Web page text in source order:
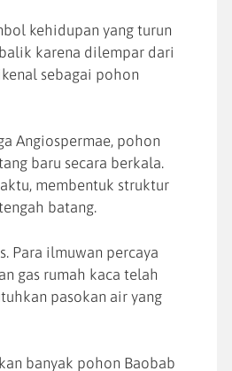
kehidupan yang turun
karena dilempar dari
sebagai pohon
Angiospermae, pohon
baru secara berkala.
membentuk struktur
batang.
Para ilmuwan percaya
gas rumah kaca telah
pasokan air yang
banyak pohon Baobab